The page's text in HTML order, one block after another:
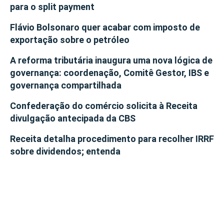
para o split payment
Flávio Bolsonaro quer acabar com imposto de
exportação sobre o petróleo
A reforma tributária inaugura uma nova lógica de
governança: coordenação, Comitê Gestor, IBS e
governança compartilhada
Confederação do comércio solicita à Receita
divulgação antecipada da CBS
Receita detalha procedimento para recolher IRRF
sobre dividendos; entenda